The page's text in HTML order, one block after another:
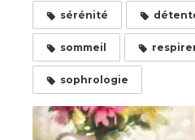
sérénité
sommeil
sophrologie